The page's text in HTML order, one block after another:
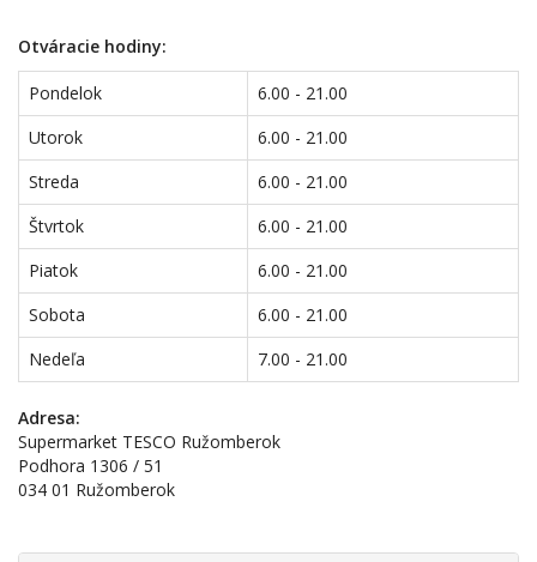
Otváracie hodiny:
Pondelok
6.00 - 21.00
Utorok
6.00 - 21.00
Streda
6.00 - 21.00
Štvrtok
6.00 - 21.00
Piatok
6.00 - 21.00
Sobota
6.00 - 21.00
Nedeľa
7.00 - 21.00
Adresa:
Supermarket TESCO Ružomberok
Podhora 1306 / 51
034 01 Ružomberok